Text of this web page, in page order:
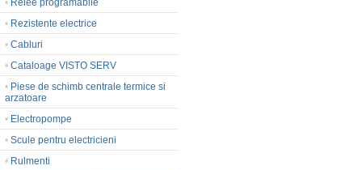
• Relee programabile
• Rezistente electrice
• Cabluri
• Cataloage VISTO SERV
• Piese de schimb centrale termice si
arzatoare
• Electropompe
• Scule pentru electricieni
• Rulmenti